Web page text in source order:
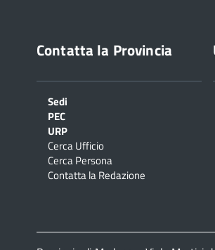
Contatta la Provincia
Sedi
PEC
URP
Cerca Ufficio
Cerca Persona
Contatta la Redazione